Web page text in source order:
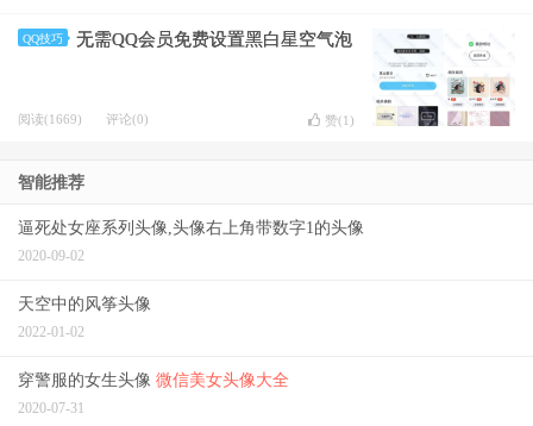
QQ技巧 无需QQ会员免费设置黑白星空气泡
阅读(1669) 评论(0) 赞(1 )
智能推荐
逼死处女座系列头像,头像右上角带数字1的头像
2020-09-02
天空中的风筝头像
2022-01-02
穿警服的女生头像 微信美女头像大全
2020-07-31